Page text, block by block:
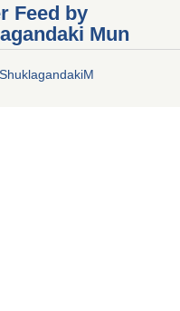
Feed by
Mun